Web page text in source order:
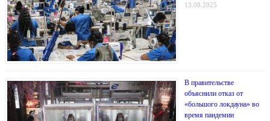
13.08.2025
В правительстве
объяснили отказ от
«большого локдауна» во
время пандемии